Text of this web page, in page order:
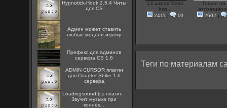
Hypnotick-Hook 2.5.4 Читы
для CS
Админ может ставить
любые модели игроку
Префикс для админов
сервера CS 1.6
ADMIN CURSOR плагин
для Counter Strike 1.6
сервера
Loadingsound (cs плагин -
Звучит музыка при
коннек...
13 школа Basic
Inst...
2411 | 10
Гошан на
2602 |
Теги по материалам